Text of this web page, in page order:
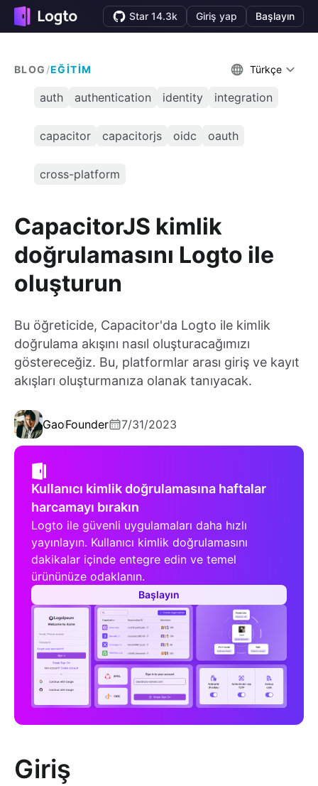
Star 14.3k Giriş yap Başlayın
BLOG /EĞITIM Türkçe
auth authentication identity integration
capacitor capacitorjs oidc oauth
cross-platform
CapacitorJS kimlik
doğrulamasını Logto ile
oluşturun
Bu öğreticide, Capacitor'da Logto ile kimlik
doğrulama akışını nasıl oluşturacağımızı
göstereceğiz. Bu, platformlar arası giriş ve kayıt
akışları oluşturmanıza olanak tanıyacak.
GaoFounder 7/31/2023
Kullanıcı kimlik doğrulamasına haftalar
harcamayı bırakın
Logto ile güvenli uygulamaları daha hızlı
yayınlayın. Kullanıcı kimlik doğrulamasını
dakikalar içinde entegre edin ve temel
ürününüze odaklanın.
Başlayın
Giriş